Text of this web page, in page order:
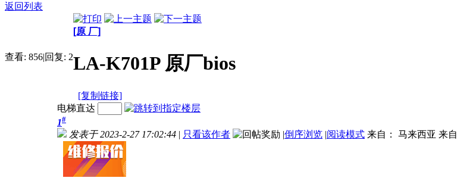
返回列表
查看: 856|回复: 2
[原 厂]
LA-K701P 原厂bios
[复制链接]
电梯直达
1#
发表于 2023-2-27 17:02:44 | 只看该作者 |倒序浏览 |阅读模式 来自： 马来西亚 来自